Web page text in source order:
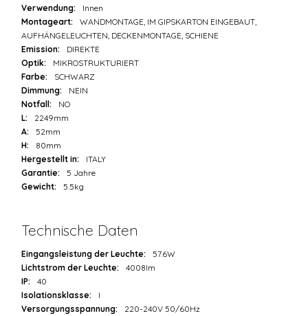
Verwendung:
Innen
Montageart:
WANDMONTAGE, IM GIPSKARTON EINGEBAUT,
AUFHÄNGELEUCHTEN, DECKENMONTAGE, SCHIENE
Emission:
DIREKTE
Optik:
MIKROSTRUKTURIERT
Farbe:
SCHWARZ
Dimmung:
NEIN
Notfall:
NO
L:
2249mm
A:
52mm
H:
80mm
Hergestellt in:
ITALY
Garantie:
5 Jahre
Gewicht:
5.5kg
Technische Daten
Eingangsleistung der Leuchte:
57.6W
Lichtstrom der Leuchte:
4008lm
IP:
40
Isolationsklasse:
I
Versorgungsspannung:
220-240V 50/60Hz